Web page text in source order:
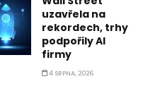
uzavřela na
rekordech, trhy
podpořily AI
firmy
4 SRPNA, 2026